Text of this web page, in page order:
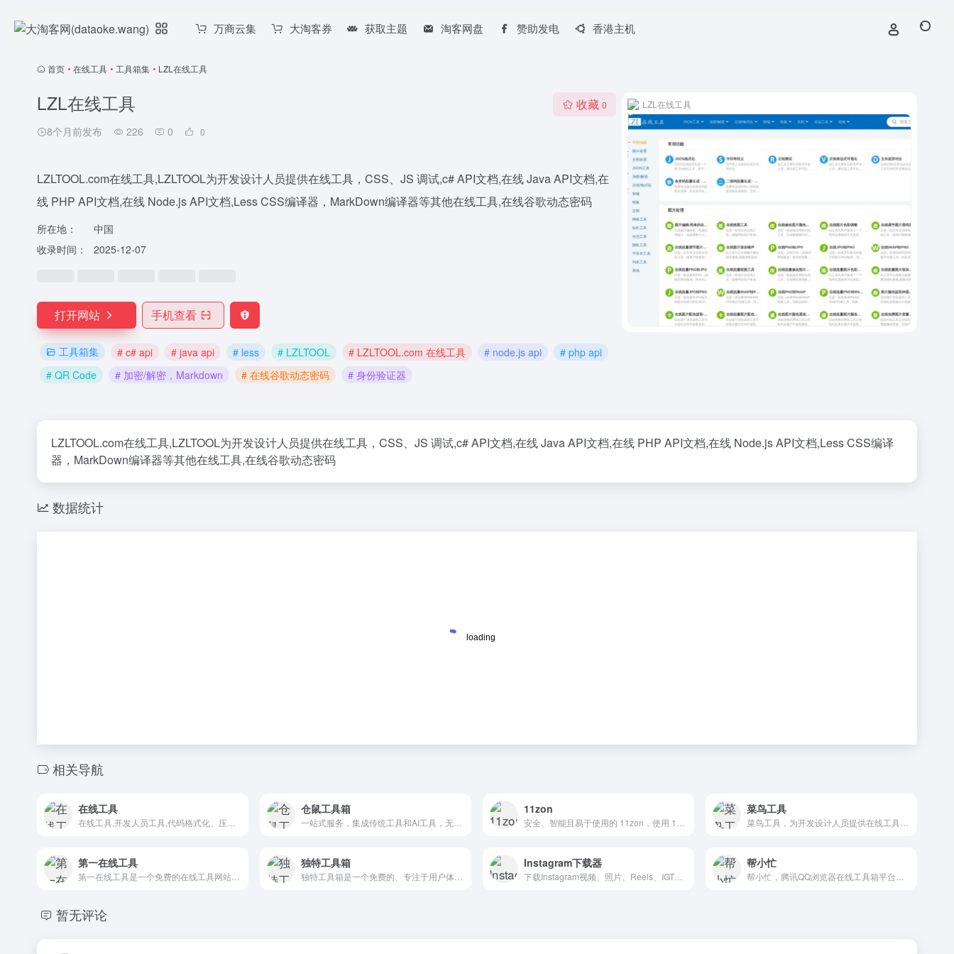
万商云集 大淘客券 获取主题 淘客网盘 赞助发电 香港主机
首页 • 在线工具 • 工具箱集 • LZL在线工具
LZL在线工具
8个月前发布 226 0 0
收藏 0
LZLTOOL.com在线工具,LZLTOOL为开发设计人员提供在线工具，CSS、JS 调试,c# API文档,在线 Java API文档,在
线 PHP API文档,在线 Node.js API文档,Less CSS编译器，MarkDown编译器等其他在线工具,在线谷歌动态密码
所在地：
中国
收录时间：
2025-12-07
打开网站 手机查看
工具箱集 # c# api # java api # less # LZLTOOL # LZLTOOL.com 在线工具 # node.js api
# php api
# QR Code
# 加密/解密，Markdown # 在线谷歌动态密码 # 身份验证器
LZL在线工具
LZLTOOL.com在线工具,LZLTOOL为开发设计人员提供在线工具，CSS、JS 调试,c# API文档,在线 Java API文档,在线 PHP API文档,在线 Node.js API文档,Less CSS编译
器，MarkDown编译器等其他在线工具,在线谷歌动态密码
数据统计
相关导航
在线工具 仓鼠工具箱 11zon 菜鸟工具
第一在线工具 独特工具箱 Instagram下载器 帮小忙
暂无评论